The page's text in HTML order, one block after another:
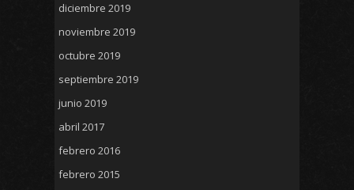
diciembre 2019
noviembre 2019
octubre 2019
septiembre 2019
junio 2019
abril 2017
febrero 2016
febrero 2015